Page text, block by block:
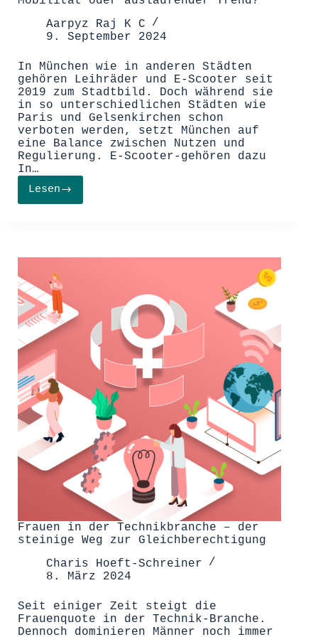
Aarpyz Raj K C
9. September 2024
In München wie in anderen Städten
gehören Leihräder und E-Scooter seit
2019 zum Stadtbild. Doch während sie
in so unterschiedlichen Städten wie
Paris und Gelsenkirchen schon
verboten werden, setzt München auf
eine Balance zwischen Nutzen und
Regulierung. E-Scooter-gehören dazu
In…
Lesen
E-
Scooter
der
oder
auslaufender
Trend?
Frauen in der Technikbranche – der
steinige Weg zur Gleichberechtigung
Charis Hoeft-Schreiner
8. März 2024
Seit einiger Zeit steigt die
Frauenquote in der Technik-Branche.
Dennoch dominieren Männer noch immer